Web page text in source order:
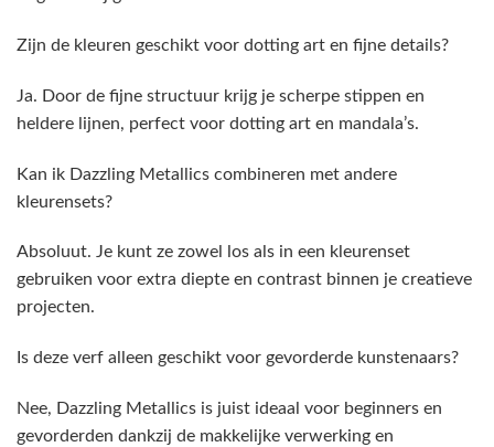
Zijn de kleuren geschikt voor dotting art en fijne details?
Ja. Door de fijne structuur krijg je scherpe stippen en
heldere lijnen, perfect voor dotting art en mandala’s.
Kan ik Dazzling Metallics combineren met andere
kleurensets?
Absoluut. Je kunt ze zowel los als in een kleurenset
gebruiken voor extra diepte en contrast binnen je creatieve
projecten.
Is deze verf alleen geschikt voor gevorderde kunstenaars?
Nee, Dazzling Metallics is juist ideaal voor beginners en
gevorderden dankzij de makkelijke verwerking en